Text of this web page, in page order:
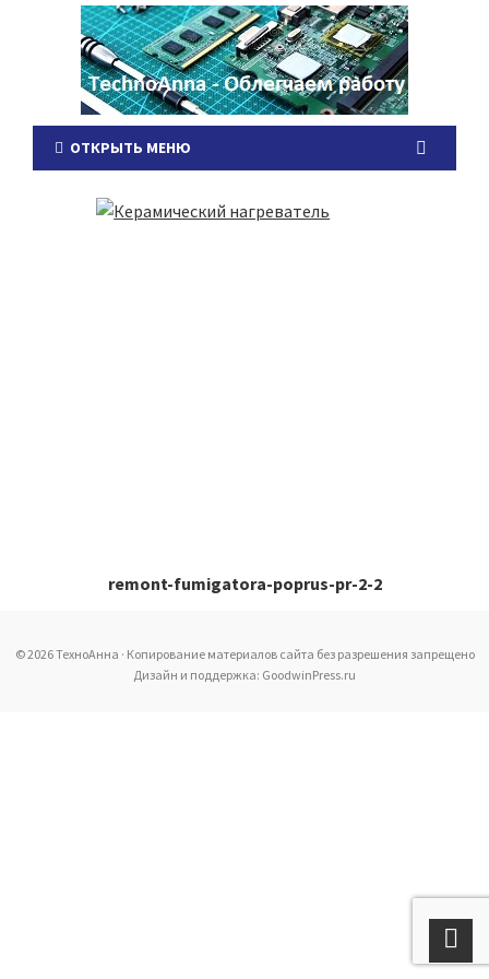
ОТКРЫТЬ МЕНЮ
remont-fumigatora-poprus-pr-2-2
© 2026 ТехноАнна · Копирование материалов сайта без разрешения запрещено
Дизайн и поддержка: GoodwinPress.ru